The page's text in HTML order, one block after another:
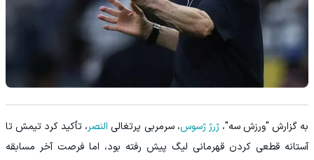
به گزارش "ورزش سه"،ژرژ ژسوس، سرمربی پرتغالی النصر، تأکید کرد تیمش تا
آستانه قطعی کردن قهرمانی لیگ پیش رفته بود، اما فرصت آخر مسابقه